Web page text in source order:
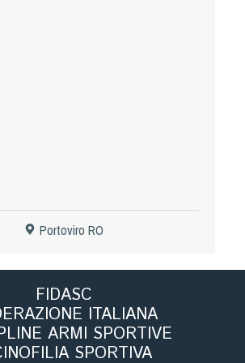
Portoviro RO
FIDASC
ITALIANA
ARMI SPORTIVE
SPORTIVA
Cinofilia Sportiva
Agility
DiscDog
Dog Balance
Dog Trail